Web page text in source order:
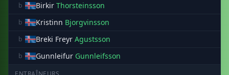
b Birkir Thorsteinsson
b Kristinn Bjorgvinsson
b Breki Freyr Agustsson
b Gunnleifur Gunnleifsson